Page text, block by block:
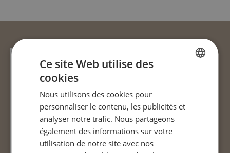
Ce site Web utilise des
cookies
Nous utilisons des cookies pour
personnaliser le contenu, les publicités et
analyser notre trafic. Nous partageons
également des informations sur votre
utilisation de notre site avec nos